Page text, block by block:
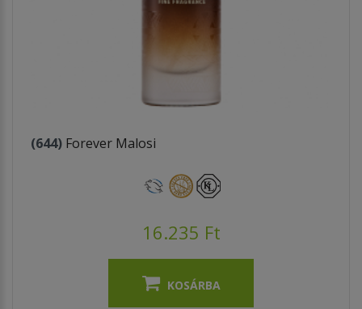
(644) Forever Malosi
16.235 Ft
KOSÁRBA